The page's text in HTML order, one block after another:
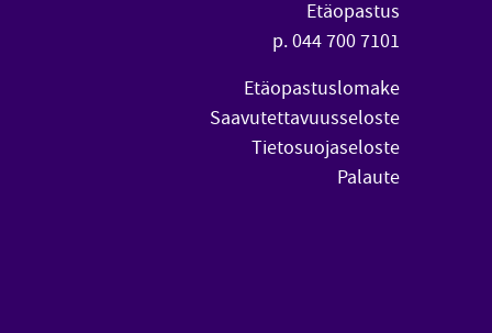
Etäopastus
p. 044 700 7101
Etäopastuslomake
Saavutettavuusseloste
Tietosuojaseloste
Palaute